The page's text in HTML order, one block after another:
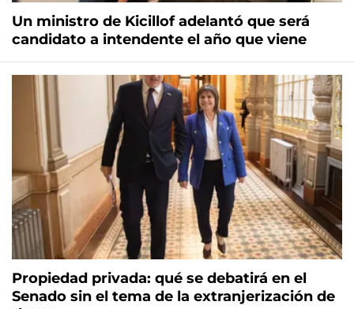
Un ministro de Kicillof adelantó que será
candidato a intendente el año que viene
Propiedad privada: qué se debatirá en el
Senado sin el tema de la extranjerización de